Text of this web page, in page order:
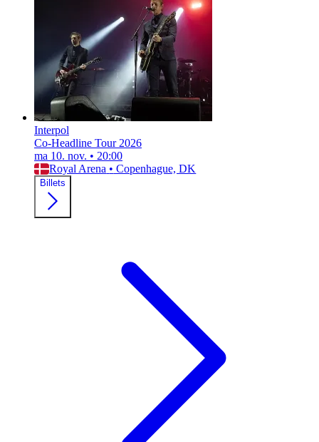
Interpol
Co-Headline Tour 2026
ma 10. nov. • 20:00
Royal Arena • Copenhague, DK
Billets